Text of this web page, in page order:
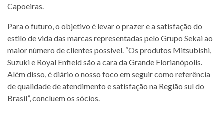
Capoeiras.
Para o futuro, o objetivo é levar o prazer e a satisfação do
estilo de vida das marcas representadas pelo Grupo Sekai ao
maior número de clientes possível. “Os produtos Mitsubishi,
Suzuki e Royal Enfield são a cara da Grande Florianópolis.
Além disso, é diário o nosso foco em seguir como referência
de qualidade de atendimento e satisfação na Região sul do
Brasil”, concluem os sócios.